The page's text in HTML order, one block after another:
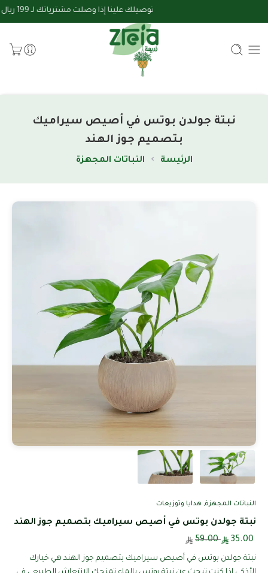
نبتة جولدن بوتس في أصيص سيراميك
بتصميم جوز الهند
الرئيسة النباتات المجهزة
النباتات المجهزة, هدايا وتوزيعات
نبتة جولدن بوتس في أصيص سيراميك بتصميم جوز الهند
59.00
نبتة جولدن بوتس في أصيص سيراميك بتصميم جوز الهند هي خيارك
توصيلك علينا إذا وصلت مشترياتك لـ 199 ريال واستلم طلبك خلال 24 ساعة أو اقل